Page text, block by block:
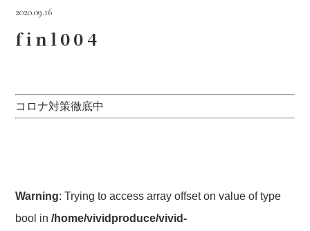
2020.09.16
finl004
コロナ対策徹底中
Warning: Trying to access array offset on value of type
bool in/home/vividproduce/vivid-